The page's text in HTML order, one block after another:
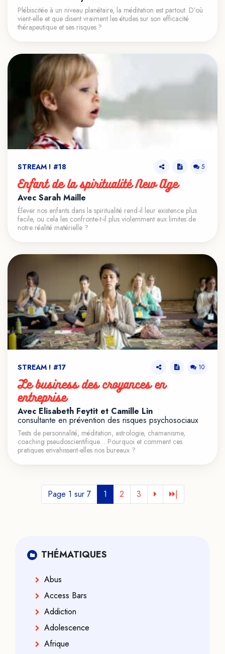
Plébiscitée à un niveau planétaire, la méditation est partout. D’où
vient-elle et que disent vraiment les études sur son efficacité
thérapeutique et ses risques ?
VOIR LE TEASER
STREAM ! #18 5
Enfant de la spiritualité New Age
Avec Sarah Maille
Élever nos enfants dans la spiritualité rend-il leur existence plus
facile, ou cela les confronte-t-il plus violemment aux limites de
notre réalité matérielle ?
VOIR LE TEASER
STREAM ! #17 10
Le business des croyances en
entreprise
Avec Élisabeth Feytit et Camille Lin
consultante en prévention des risques psychosociaux
Tests de personnalité, méditation, astrologie, chamanisme,
coaching pseudoscientifique… Pourquoi et comment ces
pratiques envahissent-elles nos bureaux ?
Page 1 sur 7 1 2 3 |
THÉMATIQUES
Abus
Access Bars
Addiction
Adolescence
Afrique